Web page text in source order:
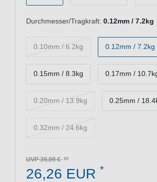
Durchmesser/Tragkraft: 0.12mm / 7.2kg
0.10mm / 6.2kg 0.12mm / 7.2kg
0.15mm / 8.3kg 0.17mm /
0.20mm / 13.9kg 0.25mm /
0.32mm / 24.6kg
UVP 39,99 €
26,26 EUR *